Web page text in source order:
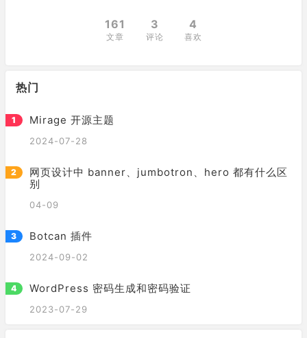
161
文章
3
评论
4
喜欢
热门
Mirage 开源主题
2024-07-28
网页设计中 banner、jumbotron、hero 都有什么区
别
04-09
Botcan 插件
2024-09-02
WordPress 密码生成和密码验证
2023-07-29